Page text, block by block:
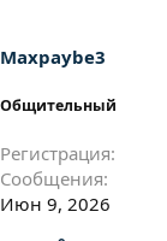
Maxpaybe3
Общительный
Регистрация
Сообщения
Июн 9, 2026